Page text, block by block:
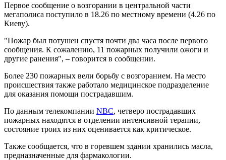
Первое сообщение о возгорании в центральной части
мегаполиса поступило в 18.26 по местному времени (4.26 по
Киеву).
"Пожар был потушен спустя почти два часа после первого
сообщения. К сожалению, 11 пожарных получили ожоги и
другие ранения", – говорится в сообщении.
Более 230 пожарных вели борьбу с возгоранием. На место
происшествия также работало медицинское подразделение
для оказания помощи пострадавшим.
По данным телекомпании NBC, четверо пострадавших
пожарных находятся в отделении интенсивной терапии,
состояние троих из них оценивается как критическое.
Также сообщается, что в горевшем здании хранились масла,
предназначенные для фармакологии.